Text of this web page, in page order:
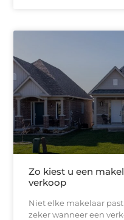
Zo kiest u een
verkoop
Niet elke makelaar
zeker wanneer een